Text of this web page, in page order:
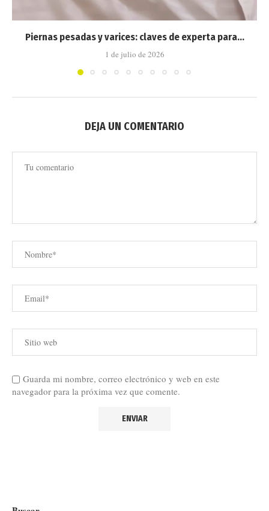
Piernas pesadas y varices: claves de experta para...
1 de julio de 2026
DEJA UN COMENTARIO
Guarda mi nombre, correo electrónico y web en este
navegador para la próxima vez que comente.